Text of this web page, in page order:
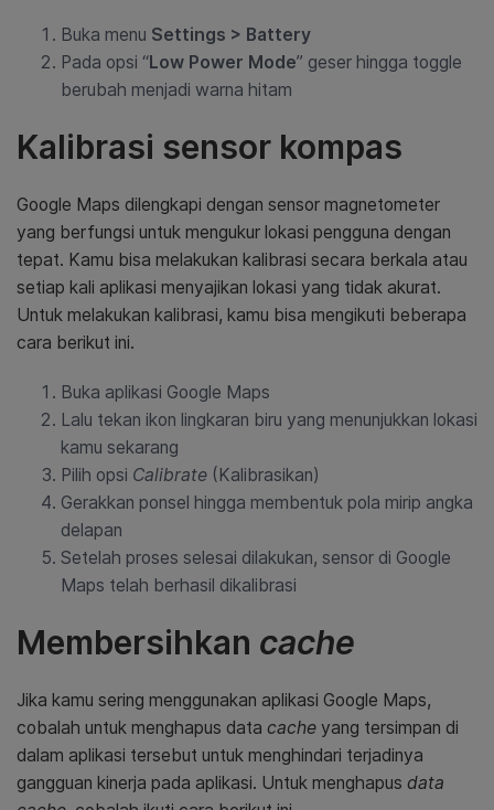
Buka menu Settings > Battery
Pada opsi “Low Power Mode” geser hingga toggle
berubah menjadi warna hitam
Kalibrasi sensor kompas
Google Maps dilengkapi dengan sensor magnetometer
yang berfungsi untuk mengukur lokasi pengguna dengan
tepat. Kamu bisa melakukan kalibrasi secara berkala atau
setiap kali aplikasi menyajikan lokasi yang tidak akurat.
Untuk melakukan kalibrasi, kamu bisa mengikuti beberapa
cara berikut ini.
Buka aplikasi Google Maps
Lalu tekan ikon lingkaran biru yang menunjukkan lokasi
kamu sekarang
Pilih opsi Calibrate (Kalibrasikan)
Gerakkan ponsel hingga membentuk pola mirip angka
delapan
Setelah proses selesai dilakukan, sensor di Google
Maps telah berhasil dikalibrasi
Membersihkan cache
Jika kamu sering menggunakan aplikasi Google Maps,
cobalah untuk menghapus data cache yang tersimpan di
dalam aplikasi tersebut untuk menghindari terjadinya
gangguan kinerja pada aplikasi. Untuk menghapus data